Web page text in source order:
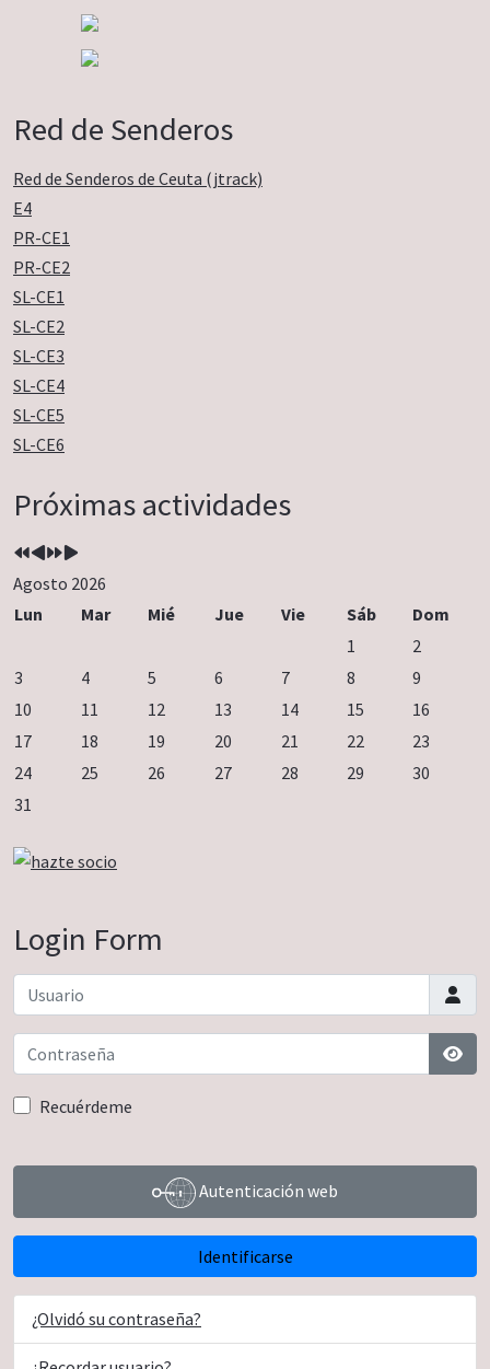
Red de Senderos
Red de Senderos de Ceuta (jtrack)
E4
PR-CE1
PR-CE2
SL-CE1
SL-CE2
SL-CE3
SL-CE4
SL-CE5
SL-CE6
Próximas actividades
anterior
anterior
añomes
Agosto 2026
Lun
Mar Mié Jue Vie Sáb
Dom
1
2
3
4 5 6 7 8
9
10
11 12 13 14 15
16
17
18 19 20 21 22
23
24
25 26 27 28 29
30
31
Login Form
Usuario
Contraseña
Recuérdeme
Autenticación web
Identificarse
¿Olvidó su contraseña?